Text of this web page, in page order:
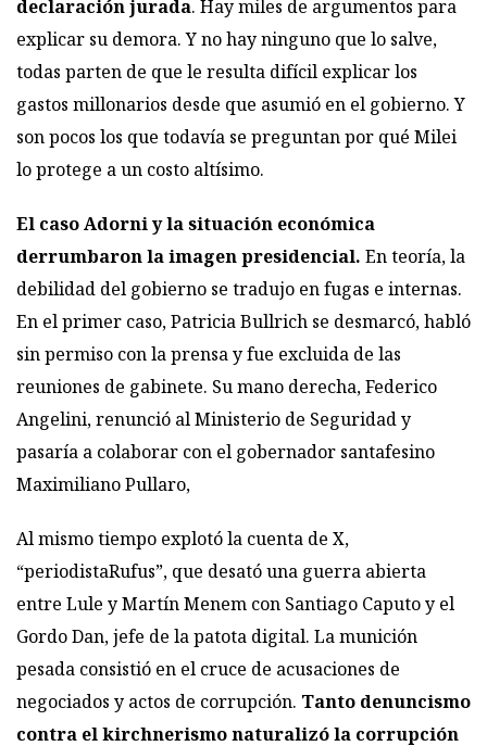
declaración jurada. Hay miles de argumentos para
explicar su demora. Y no hay ninguno que lo salve,
todas parten de que le resulta difícil explicar los
gastos millonarios desde que asumió en el gobierno. Y
son pocos los que todavía se preguntan por qué Milei
lo protege a un costo altísimo.
El caso Adorni y la situación económica
derrumbaron la imagen presidencial. En teoría, la
debilidad del gobierno se tradujo en fugas e internas.
En el primer caso, Patricia Bullrich se desmarcó, habló
sin permiso con la prensa y fue excluida de las
reuniones de gabinete. Su mano derecha, Federico
Angelini, renunció al Ministerio de Seguridad y
pasaría a colaborar con el gobernador santafesino
Maximiliano Pullaro,
Al mismo tiempo explotó la cuenta de X,
“periodistaRufus”, que desató una guerra abierta
entre Lule y Martín Menem con Santiago Caputo y el
Gordo Dan, jefe de la patota digital. La munición
pesada consistió en el cruce de acusaciones de
negociados y actos de corrupción. Tanto denuncismo
contra el kirchnerismo naturalizó la corrupción